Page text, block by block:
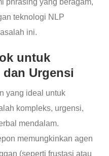
phrasing yang beragam,
teknologi NLP
ini.
untuk
Urgensi
yang ideal untuk
kompleks, urgensi,
mendalam.
memungkinkan agen
(seperti frustasi atau